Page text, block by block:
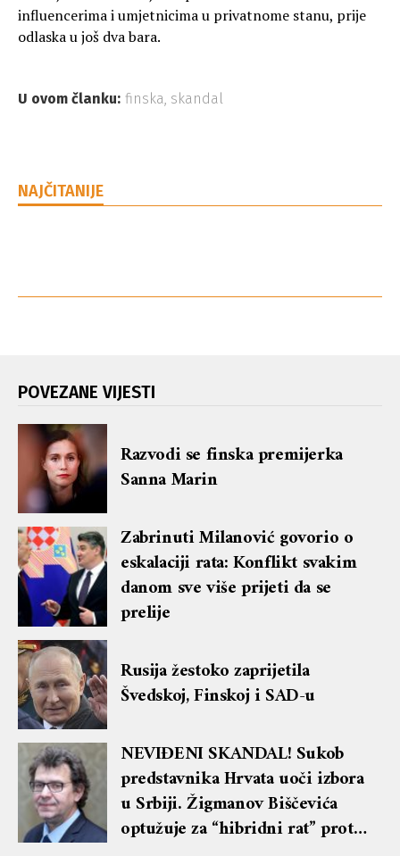
influencerima i umjetnicima u privatnome stanu, prije
odlaska u još dva bara.
U ovom članku: finska skandal
NAJČITANIJE
POVEZANE VIJESTI
Razvodi se finska premijerka
Sanna Marin
Zabrinuti Milanović govorio o
eskalaciji rata: Konflikt svakim
danom sve više prijeti da se
prelije
Rusija žestoko zaprijetila
Švedskoj, Finskoj i SAD-u
NEVIĐENI SKANDAL! Sukob
predstavnika Hrvata uoči izbora
u Srbiji. Žigmanov Biščevića
optužuje za “hibridni rat” protiv